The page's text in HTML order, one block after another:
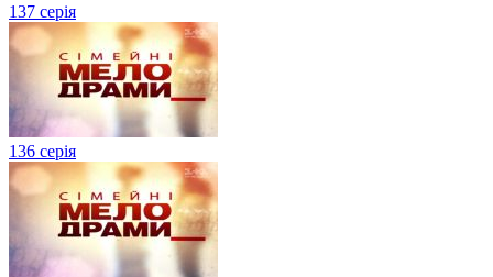
137 серія
136 серія